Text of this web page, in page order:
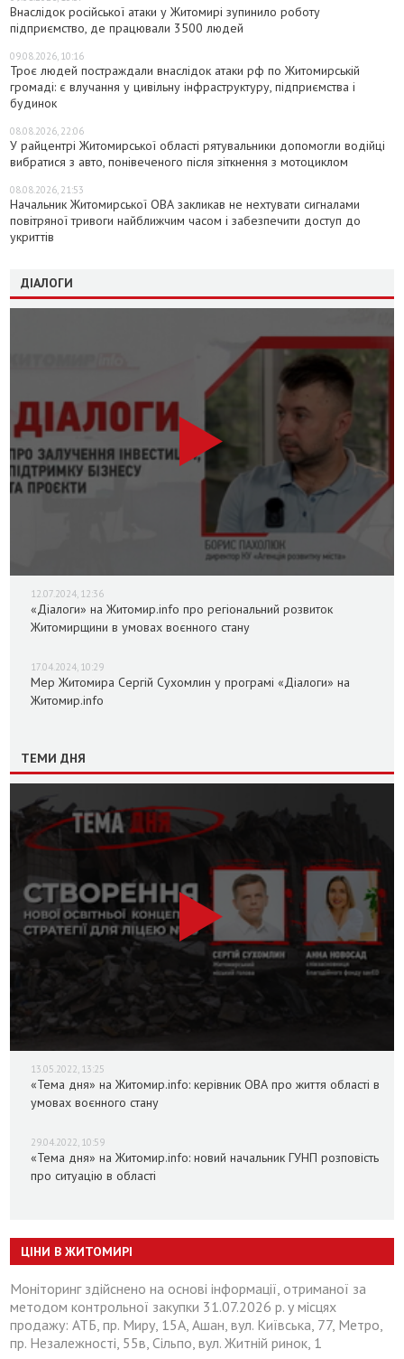
Внаслідок російської атаки у Житомирі зупинило роботу
підприємство, де працювали 3500 людей
09.08.2026, 10:16
Троє людей постраждали внаслідок атаки рф по Житомирській
громаді: є влучання у цивільну інфраструктуру, підприємства і
будинок
08.08.2026, 22:06
У райцентрі Житомирської області рятувальники допомогли водійці
вибратися з авто, понівеченого після зіткнення з мотоциклом
08.08.2026, 21:53
Начальник Житомирської ОВА закликав не нехтувати сигналами
повітряної тривоги найближчим часом і забезпечити доступ до
укриттів
ДІАЛОГИ
12.07.2024, 12:36
«Діалоги» на Житомир.info про регіональний розвиток
Житомирщини в умовах воєнного стану
17.04.2024, 10:29
Мер Житомира Сергій Сухомлин у програмі «Діалоги» на
Житомир.info
ТЕМИ ДНЯ
13.05.2022, 13:25
«Тема дня» на Житомир.info: керівник ОВА про життя області в
умовах воєнного стану
29.04.2022, 10:59
«Тема дня» на Житомир.info: новий начальник ГУНП розповість
про ситуацію в області
ЦІНИ В ЖИТОМИРІ
Моніторинг здійснено на основі інформації, отриманої за
методом контрольної закупки 31.07.2026 р. у місцях
продажу: АТБ, пр. Миру, 15А, Ашан, вул. Київська, 77, Метро,
пр. Незалежності, 55в, Сільпо, вул. Житній ринок, 1